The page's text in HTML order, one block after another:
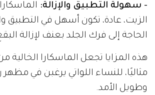
- سهولة التطبيق والإزالة:
الزيت، عادة، تكون أسهل في التطبيق
الحاجة إلى فرك الجلد بعنف لإزالة
هذه المزايا تجعل الماسكارا الخالية
مثاليًا، للنساء اللواتي يرغبن في
وطويل الأمد.